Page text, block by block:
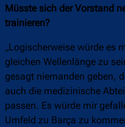
Müsste sich der Vorstand
trainieren?
„Logischerweise würde es
gleichen Wellenlänge zu
gesagt niemanden geben,
auch die medizinische
passen. Es würde mir
Umfeld zu Barça zu